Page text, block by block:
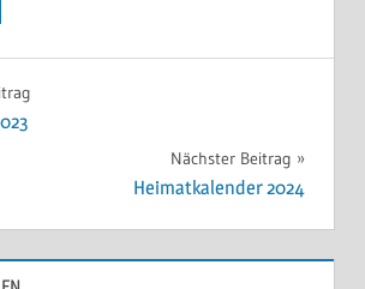
Nächster Beitrag
Heimatkalender 2024